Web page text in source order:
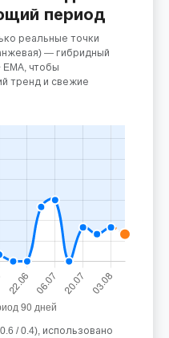
период
реальные точки
— гибридный
чтобы
тренд и свежие
/ 0.4), использовано